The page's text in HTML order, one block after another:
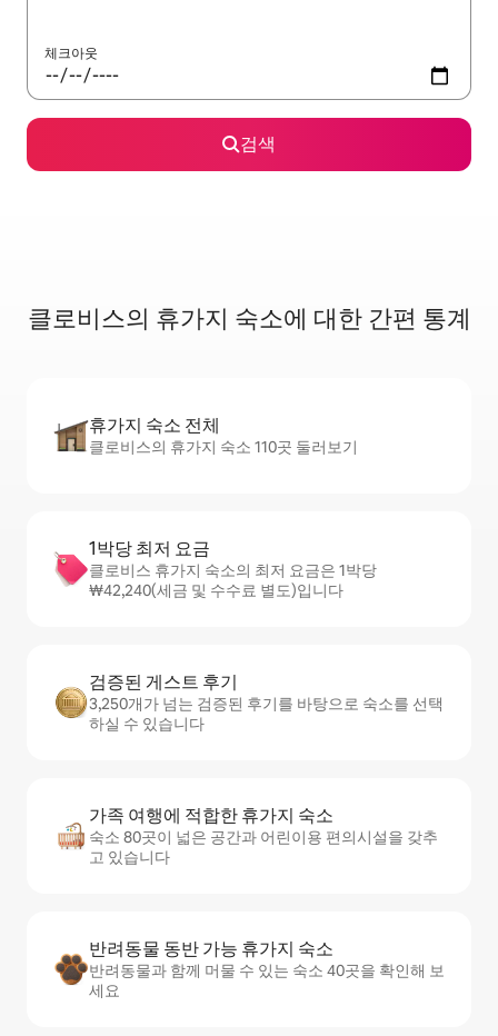
체크아웃
검색
클로비스의 휴가지 숙소에 대한 간편 통계
휴가지 숙소 전체
클로비스의 휴가지 숙소 110곳 둘러보기
1박당 최저 요금
클로비스 휴가지 숙소의 최저 요금은 1박당
₩42,240(세금 및 수수료 별도)입니다
검증된 게스트 후기
3,250개가 넘는 검증된 후기를 바탕으로 숙소를 선택
하실 수 있습니다
가족 여행에 적합한 휴가지 숙소
숙소 80곳이 넓은 공간과 어린이용 편의시설을 갖추
고 있습니다
반려동물 동반 가능 휴가지 숙소
반려동물과 함께 머물 수 있는 숙소 40곳을 확인해 보
세요